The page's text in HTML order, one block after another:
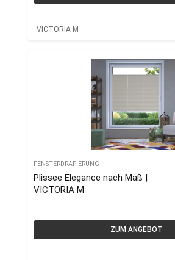
VICTORIA M
FENSTERDRAPIERUNG
Plissee Elegance nach Maß |
VICTORIA M
ZUM ANGEBOT